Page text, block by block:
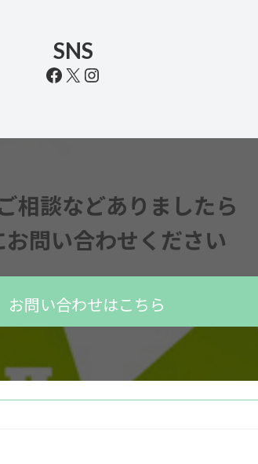
SNS
Facebook
X Instagram
相談などありましたら
お問い合わせください
お問い合わせはこちら